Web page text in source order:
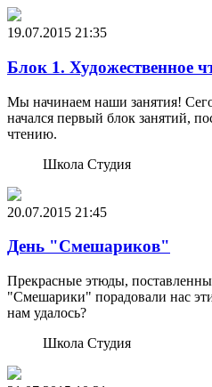
19.07.2015 21:35
Блок 1. Художественное
Мы начинаем наши занятия!
начался первый блок занятий,
чтению.
Школа Студия
20.07.2015 21:45
День "Смешариков"
Прекрасные этюды,
"Смешарики" порадовали нас
нам удалось?
Школа Студия